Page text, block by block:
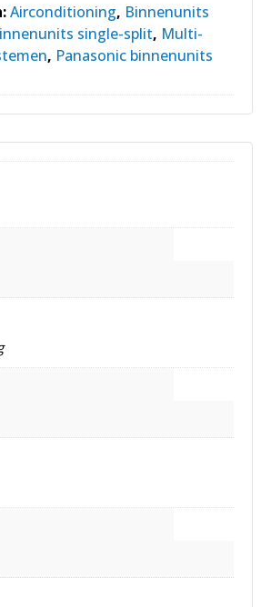
Airconditioning, Binnenunits
single-split, Multi-
, Panasonic binnenunits